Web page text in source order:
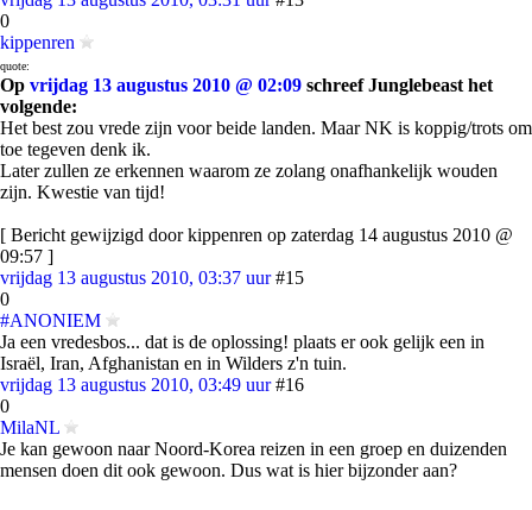
0
kippenren
quote:
Op vrijdag 13 augustus 2010 @ 02:09 schreef Junglebeast het
volgende:
Het best zou vrede zijn voor beide landen. Maar NK is koppig/trots om
toe tegeven denk ik.
Later zullen ze erkennen waarom ze zolang onafhankelijk wouden
zijn. Kwestie van tijd!
[ Bericht gewijzigd door kippenren op zaterdag 14 augustus 2010 @
09:57 ]
vrijdag 13 augustus 2010, 03:37 uur #15
0
#ANONIEM
Ja een vredesbos... dat is de oplossing! plaats er ook gelijk een in
Israël, Iran, Afghanistan en in Wilders z'n tuin.
vrijdag 13 augustus 2010, 03:49 uur #16
0
MilaNL
Je kan gewoon naar Noord-Korea reizen in een groep en duizenden
mensen doen dit ook gewoon. Dus wat is hier bijzonder aan?